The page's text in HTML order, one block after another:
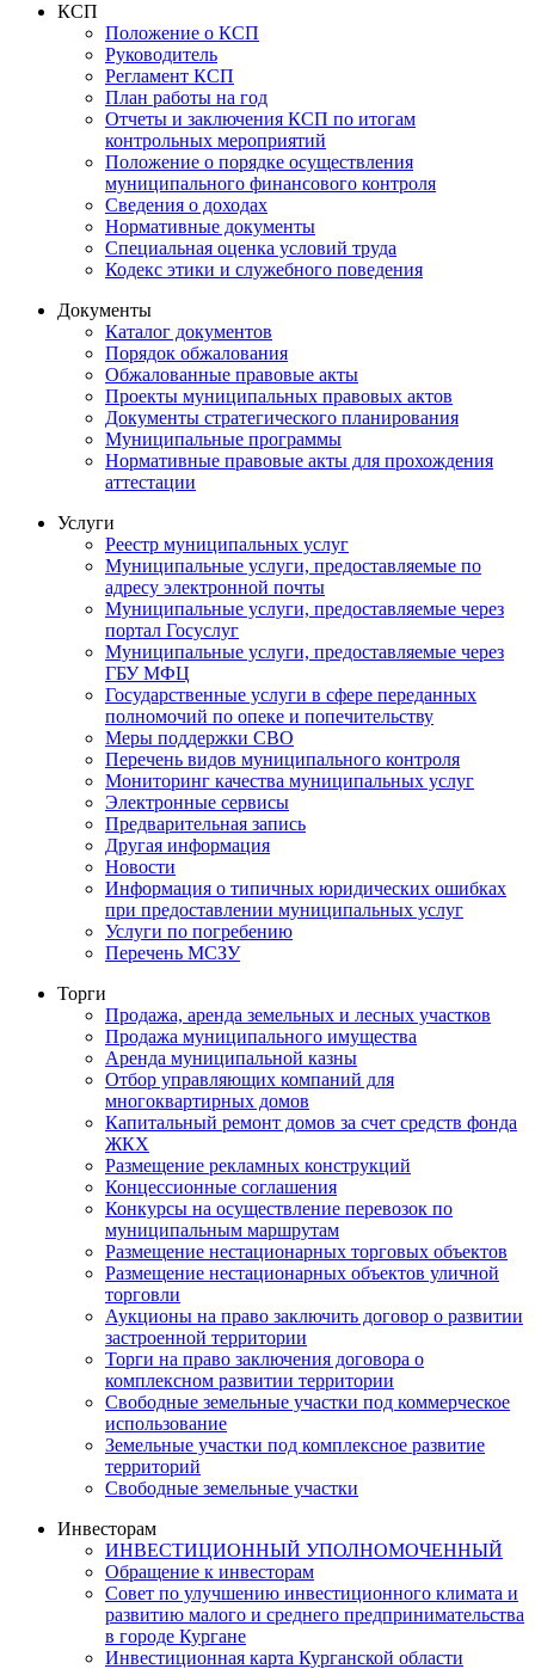
КСП
Положение о КСП
Руководитель
Регламент КСП
План работы на год
Отчеты и заключения КСП по итогам
контрольных мероприятий
Положение о порядке осуществления
муниципального финансового контроля
Сведения о доходах
Нормативные документы
Специальная оценка условий труда
Кодекс этики и служебного поведения
Документы
Каталог документов
Порядок обжалования
Обжалованные правовые акты
Проекты муниципальных правовых актов
Документы стратегического планирования
Муниципальные программы
Нормативные правовые акты для прохождения
аттестации
Услуги
Реестр муниципальных услуг
Муниципальные услуги, предоставляемые по
адресу электронной почты
Муниципальные услуги, предоставляемые через
портал Госуслуг
Муниципальные услуги, предоставляемые через
ГБУ МФЦ
Государственные услуги в сфере переданных
полномочий по опеке и попечительству
Меры поддержки СВО
Перечень видов муниципального контроля
Мониторинг качества муниципальных услуг
Электронные сервисы
Предварительная запись
Другая информация
Новости
Информация о типичных юридических ошибках
при предоставлении муниципальных услуг
Услуги по погребению
Перечень МСЗУ
Торги
Продажа, аренда земельных и лесных участков
Продажа муниципального имущества
Аренда муниципальной казны
Отбор управляющих компаний для
многоквартирных домов
Капитальный ремонт домов за счет средств фонда
ЖКХ
Размещение рекламных конструкций
Концессионные соглашения
Конкурсы на осуществление перевозок по
муниципальным маршрутам
Размещение нестационарных торговых объектов
Размещение нестационарных объектов уличной
торговли
Аукционы на право заключить договор о развитии
застроенной территории
Торги на право заключения договора о
комплексном развитии территории
Свободные земельные участки под коммерческое
использование
Земельные участки под комплексное развитие
территорий
Свободные земельные участки
Инвесторам
ИНВЕСТИЦИОННЫЙ УПОЛНОМОЧЕННЫЙ
Обращение к инвесторам
Совет по улучшению инвестиционного климата и
развитию малого и среднего предпринимательства
в городе Кургане
Инвестиционная карта Курганской области